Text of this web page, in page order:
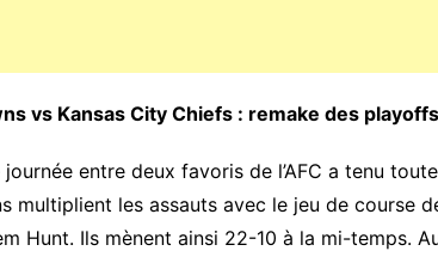
vs Kansas City Chiefs : remake des playoffs
entre deux favoris de l’AFC a tenu
multiplient les assauts avec le jeu de course
Hunt. Ils mènent ainsi 22-10 à la mi-temps.